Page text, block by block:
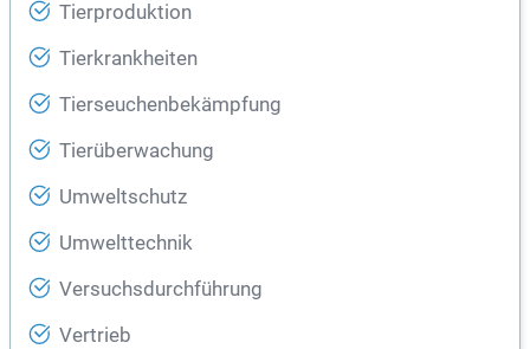
Tierproduktion
Tierkrankheiten
Tierseuchenbekämpfung
Tierüberwachung
Umweltschutz
Umwelttechnik
Versuchsdurchführung
Vertrieb